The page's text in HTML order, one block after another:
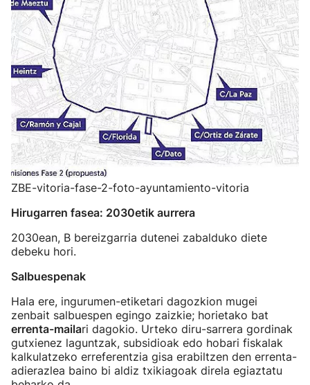
ZBE-vitoria-fase-2-foto-ayuntamiento-vitoria
Hirugarren fasea: 2030etik aurrera
2030ean, B bereizgarria dutenei zabalduko diete
debeku hori.
Salbuespenak
Hala ere, ingurumen-etiketari dagozkion mugei
zenbait salbuespen egingo zaizkie; horietako bat
errenta-mailari dagokio. Urteko diru-sarrera gordinak
gutxienez laguntzak, subsidioak edo hobari fiskalak
kalkulatzeko erreferentzia gisa erabiltzen den errenta-
adierazlea baino bi aldiz txikiagoak direla egiaztatu